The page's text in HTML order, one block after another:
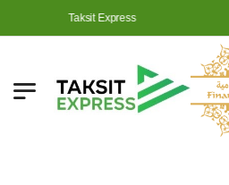
Taksit Express